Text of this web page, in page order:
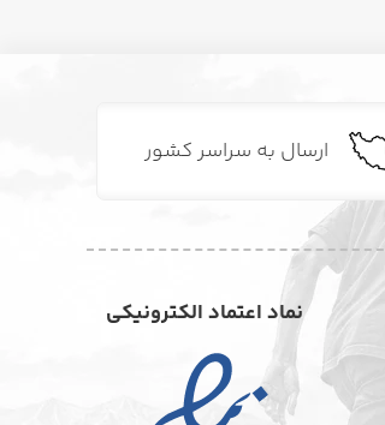
ارسال به سراسر کشور
نماد اعتماد الکترونیکی